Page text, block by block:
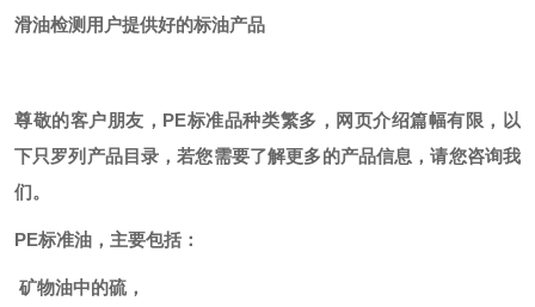
滑油检测用户提供好的标油产品
尊敬的客户朋友， PE标准品种类繁多，网页介绍篇幅有限，以
下只罗列产品目录，若您需要了解更多的产品信息，请您咨询我
们。
PE标准油，主要包括：
矿物油中的硫，